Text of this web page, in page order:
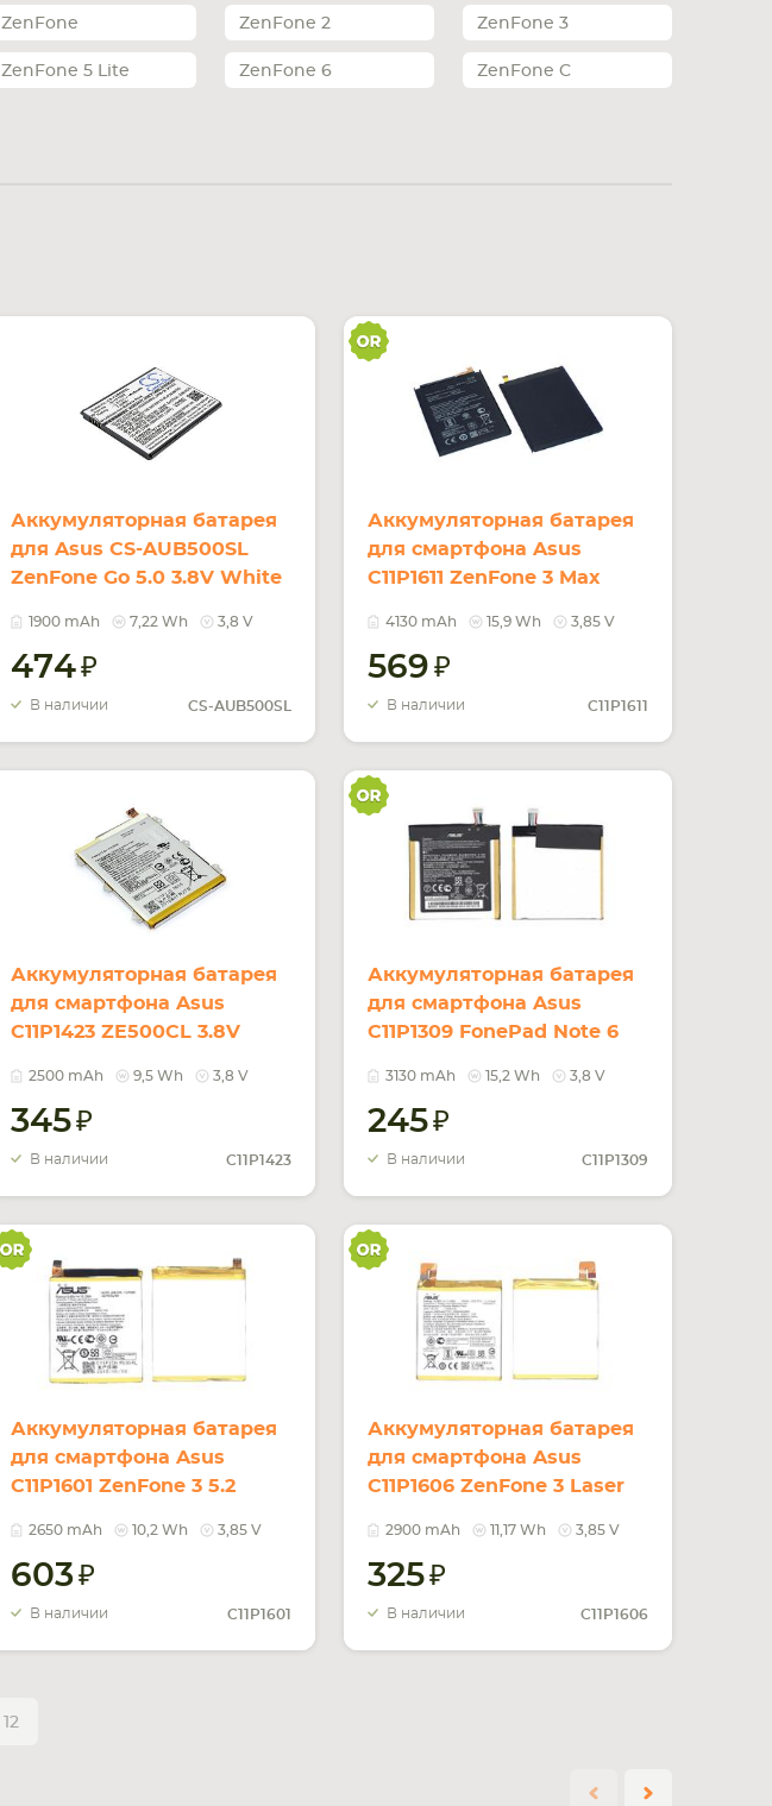
ZenFone ZenFone 2 ZenFone 3
ZenFone 5 Lite ZenFone 6 ZenFone C
Аккумуляторная батарея
для Asus CS-AUB500SL
ZenFone Go 5.0 3.8V White
1900 mAh 7,22 Wh 3,8 V
474
В наличии CS-AUB500SL
Аккумуляторная батарея
для смартфона Asus
C11P1611 ZenFone 3 Max
4130mAh 15.9Wh
4130 mAh 15,9 Wh 3,85 V
569
В наличии C11P1611
Аккумуляторная батарея
для смартфона Asus
C11P1423 ZE500CL 3.8V
2500 mAh 9,5 Wh 3,8 V
345
В наличии C11P1423
Аккумуляторная батарея
для смартфона Asus
C11P1309 FonePad Note 6
3130 mAh 15,2 Wh 3,8 V
245
В наличии C11P1309
Аккумуляторная батарея
для смартфона Asus
C11P1601 ZenFone 3 5.2
2650 mAh 10,2 Wh 3,85 V
603
В наличии C11P1601
Аккумуляторная батарея
для смартфона Asus
C11P1606 ZenFone 3 Laser
2900 mAh 11,17 Wh 3,85 V
325
В наличии C11P1606
12